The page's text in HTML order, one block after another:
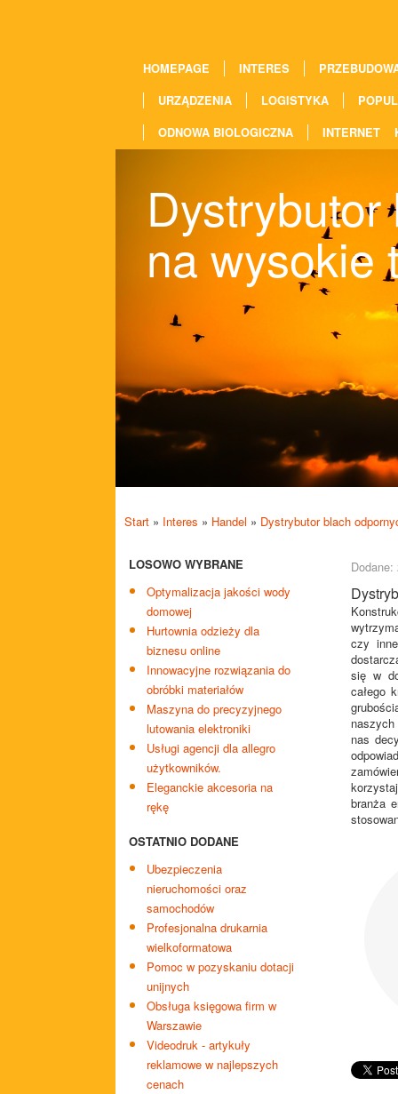
HOMEPAGE INTERES
URZĄDZENIA
LOGISTYKA
ODNOWA BIOLOGICZNA
INTERNET
na wysokie
Start » Interes » Handel » Dystrybutor blach
LOSOWO WYBRANE
Optymalizacja jakości wody
domowej
Hurtownia odzieży dla
biznesu online
Innowacyjne rozwiązania do
obróbki materiałów
Maszyna do precyzyjnego
lutowania elektroniki
Usługi agencji dla allegro
użytkowników.
Eleganckie akcesoria na
rękę
OSTATNIO DODANE
Ubezpieczenia
nieruchomości oraz
samochodów
Profesjonalna drukarnia
wielkoformatowa
Pomoc w pozyskaniu dotacji
unijnych
Obsługa księgowa firm w
Warszawie
Videodruk - artykuły
reklamowe w najlepszych
cenach
Dodane:
czy
się w
całego
nas
branża